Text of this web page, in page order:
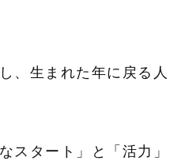
、生まれた年に戻る人
スタート」と「活力」